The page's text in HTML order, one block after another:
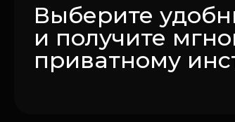
Выберите
и получите
приватному